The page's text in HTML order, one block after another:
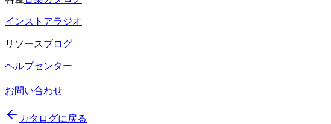
インストアラジオ
リソースブログ
ヘルプセンター
お問い合わせ
カタログに戻る